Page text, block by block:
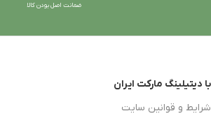
ضمانت اصل بودن کالا
با دیتیلینگ مارکت ایران
شرایط و قوانین سایت